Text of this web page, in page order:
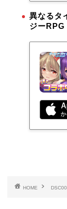
異なるタ
ジーRPG
HOME